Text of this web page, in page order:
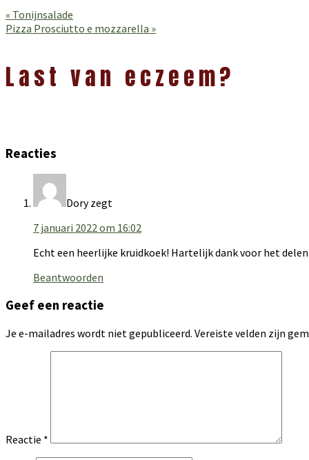
Vorig
bericht:
« Tonijnsalade
Volgend
Pizza Prosciutto e mozzarella »
Interacties
Last van eczeem?
Reacties
Dory zegt
7 januari 2022 om 16:02
Echt een heerlijke kruidkoek! Hartelijk dank voor het
Beantwoorden
Geef een reactie
Je e-mailadres wordt niet gepubliceerd. Vereiste velden zijn
Reactie *